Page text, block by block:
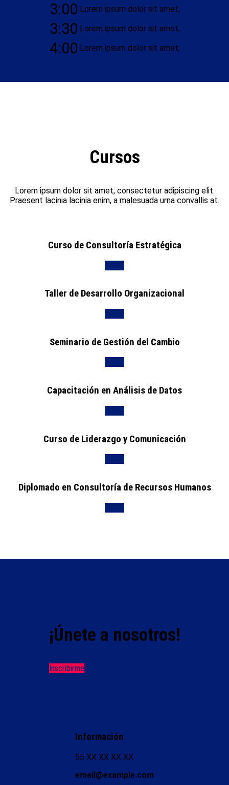
3:00 Lorem ipsum dolor sit amet,
3:30 Lorem ipsum dolor sit amet,
4:00 Lorem ipsum dolor sit amet,
Cursos
Lorem ipsum dolor sit amet, consectetur adipiscing elit.
Praesent lacinia lacinia enim, a malesuada urna convallis at.
Curso de Consultoría Estratégica
Taller de Desarrollo Organizacional
Seminario de Gestión del Cambio
Capacitación en Análisis de Datos
Curso de Liderazgo y Comunicación
Diplomado en Consultoría de Recursos Humanos
¡Únete a nosotros!
Inscribirme
Información
55 XX XX XX XX
email@example.com